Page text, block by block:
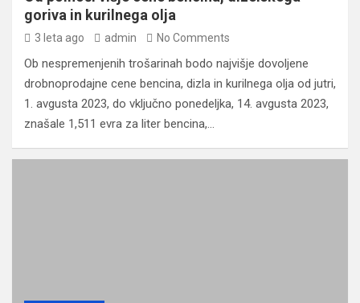
goriva in kurilnega olja
3 leta ago admin No Comments
Ob nespremenjenih trošarinah bodo najvišje dovoljene
drobnoprodajne cene bencina, dizla in kurilnega olja od jutri,
1. avgusta 2023, do vključno ponedeljka, 14. avgusta 2023,
znašale 1,511 evra za liter bencina,…